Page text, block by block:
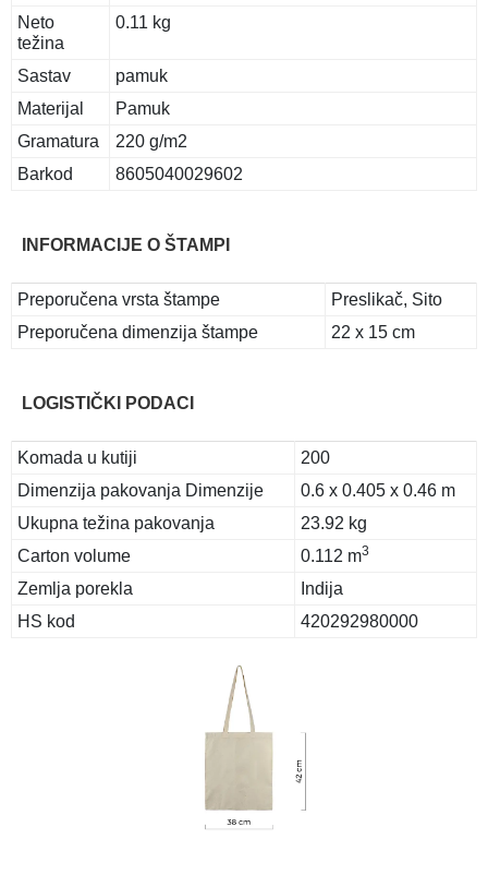
Neto
težina
0.11 kg
Sastav
pamuk
Materijal
Pamuk
Gramatura
220 g/m2
Barkod
8605040029602
INFORMACIJE O ŠTAMPI
Preporučena vrsta štampe
Preslikač, Sito
Preporučena dimenzija štampe
22 x 15 cm
LOGISTIČKI PODACI
Komada u kutiji
200
Dimenzija pakovanja Dimenzije
0.6 x 0.405 x 0.46 m
Ukupna težina pakovanja
23.92 kg
Carton volume
0.112 m3
Zemlja porekla
Indija
HS kod
420292980000